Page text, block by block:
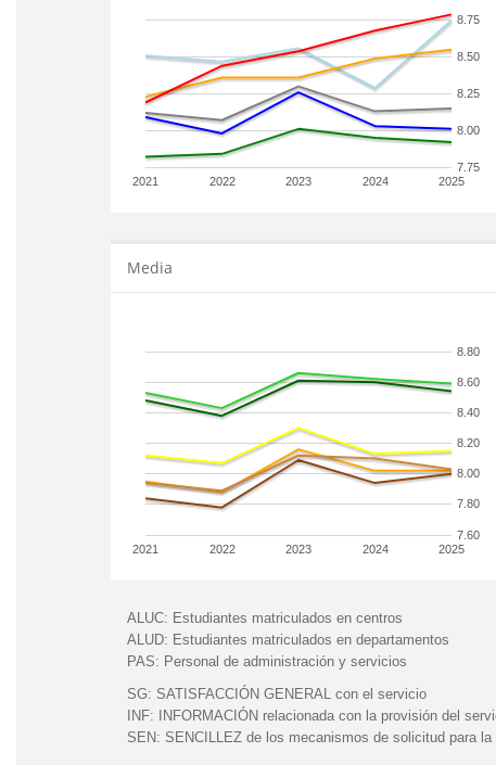
2021 2022 2023 2024 2025
7.75
8.00
8.25
8.50
8.75
Media
2021 2022 2023 2024 2025
7.60
7.80
8.00
8.20
8.40
8.60
8.80
ALUC: Estudiantes matriculados en centros
ALUD: Estudiantes matriculados en departamentos
PAS: Personal de administración y servicios
SG: SATISFACCIÓN GENERAL con el servicio
INF:
INFORMACIÓN relacionada con la provisión del
SEN: SENCILLEZ de los mecanismos de solicitud para